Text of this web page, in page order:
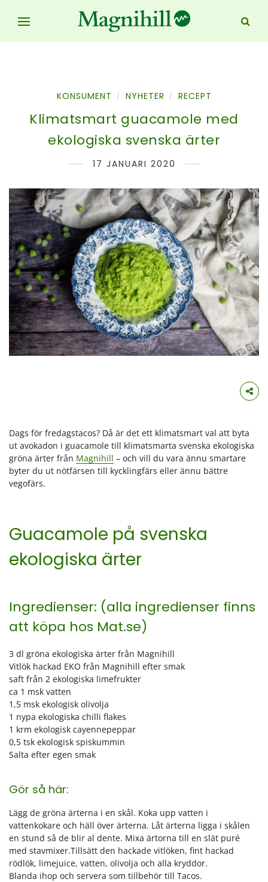
KONSUMENT / NYHETER / RECEPT
Klimatsmart guacamole med
ekologiska svenska ärter
17 JANUARI 2020
Dags för fredagstacos? Då är det ett klimatsmart val att byta
ut avokadon i guacamole till klimatsmarta svenska ekologiska
gröna ärter från Magnihill – och vill du vara ännu smartare
byter du ut nötfärsen till kycklingfärs eller ännu bättre
vegofärs.
Guacamole på svenska
ekologiska ärter
Ingredienser: (alla ingredienser finns
att köpa hos Mat.se)
3 dl gröna ekologiska ärter från Magnihill
Vitlök hackad EKO från Magnihill efter smak
saft från 2 ekologiska limefrukter
ca 1 msk vatten
1,5 msk ekologisk olivolja
1 nypa ekologiska chilli flakes
1 krm ekologisk cayennepeppar
0,5 tsk ekologisk spiskummin
Salta efter egen smak
Gör så här:
Lägg de gröna ärterna i en skål. Koka upp vatten i
vattenkokare och häll över ärterna. Låt ärterna ligga i skålen
en stund så de blir al dente. Mixa ärtorna till en slät puré
med stavmixer.Tillsätt den hackade vitlöken, fint hackad
rödlök, limejuice, vatten, olivolja och alla kryddor.
Blanda ihop och servera som tillbehör till Tacos.